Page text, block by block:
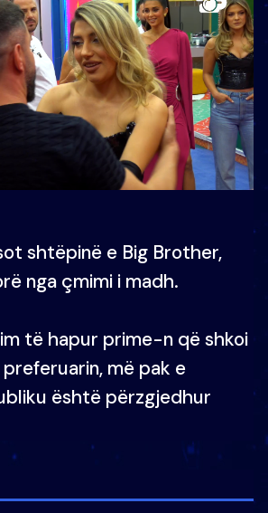
shtëpinë e Big Brother,
nga çmimi i madh.
të hapur prime-n që shkoi
më pak e
është përzgjedhur